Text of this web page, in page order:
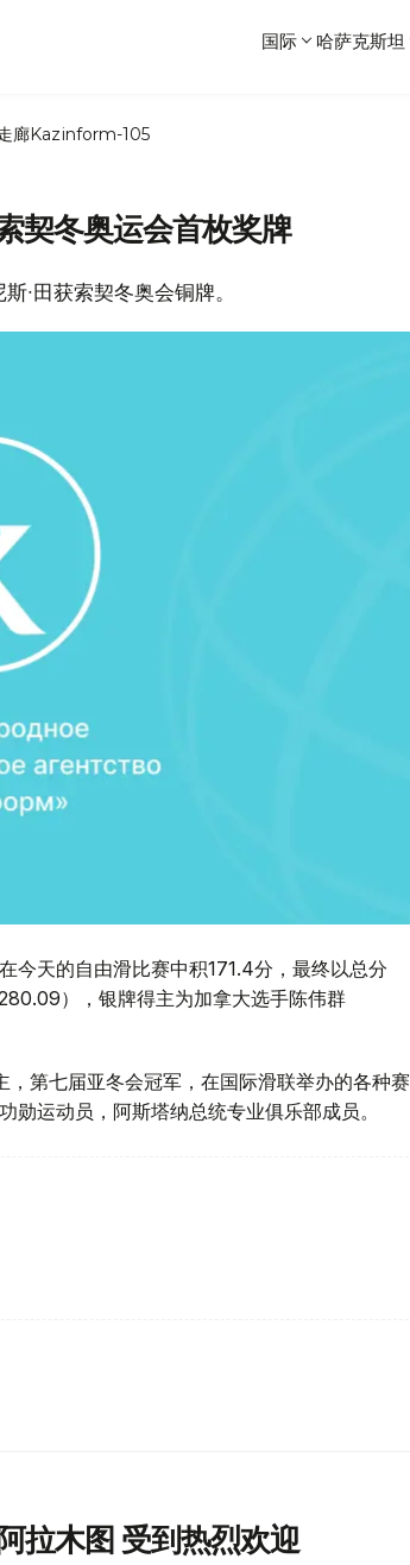
国际 哈萨克斯坦
廊Kazinform-105
契冬奥运会首枚奖牌
∙田获索契冬奥会铜牌。
今天的自由滑比赛中积171.4分，最终以总分
），银牌得主为加拿大选手陈伟群
第七届亚冬会冠军，在国际滑联举办的各种赛
运动员，阿斯塔纳总统专业俱乐部成员。
拉木图 受到热烈欢迎